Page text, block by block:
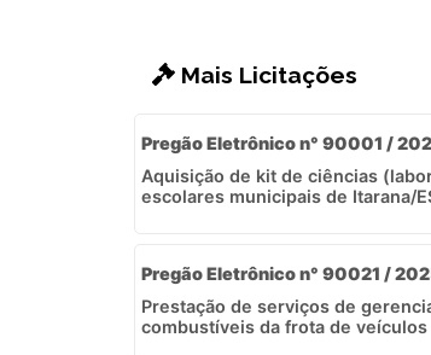
Mais Licitações
Pregão Eletrônico n° 90001 /
Aquisição de kit de ciências
escolares municipais de Itarana/
Pregão Eletrônico n° 90021 /
Prestação de serviços de
combustíveis da frota de veículos